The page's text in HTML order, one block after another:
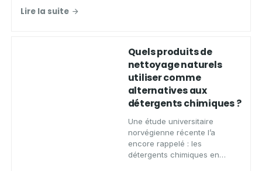
votre entretien domestique.
Lire la suite
Quels produits de
nettoyage naturels
utiliser comme
alternatives aux
détergents chimiques ?
Une étude universitaire
norvégienne récente l’a
encore rappelé : les
détergents chimiques en